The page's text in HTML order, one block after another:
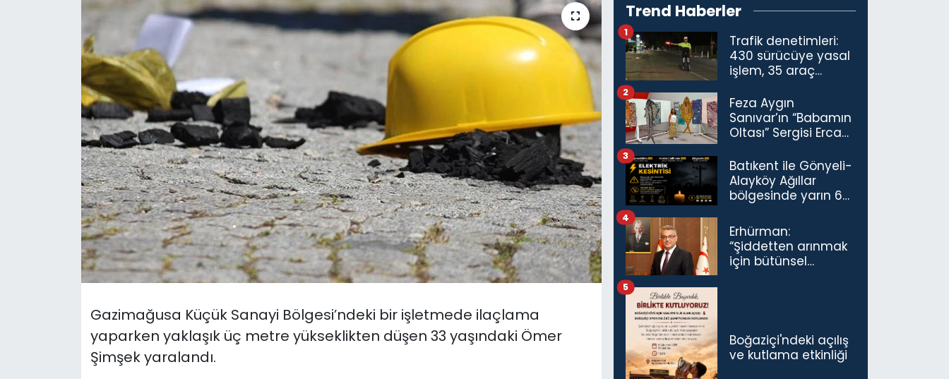
Gazimağusa Küçük Sanayi Bölgesi’ndeki bir işletmede ilaçlama
yaparken yaklaşık üç metre yükseklikten düşen 33 yaşındaki Ömer
Şimşekyaralandı.
Trend Haberler
Trafik denetimleri:
430 sürücüye yasal
işlem, 35 araç
1
Feza Aygın
Sanıvar’ın “Babamın
Oltası” Sergisi Ercan
Açıldı
2
Batıkent ile Gönyeli-
Alayköy Ağıllar
bölgesinde yarın 6
kesintisi…
3
Erhürman:
“Şiddetten arınmak
için bütünsel
4
Boğaziçi'ndeki açılış
ve kutlama etkinliği
5
Gündem
KKTC YEREL SEÇİM 2018
Kültür Sanat
Magazin
Nöbetçi Eczaneler